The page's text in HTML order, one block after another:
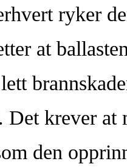
ryker
at
Det krever at
den